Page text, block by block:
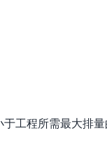
工程所需最大排